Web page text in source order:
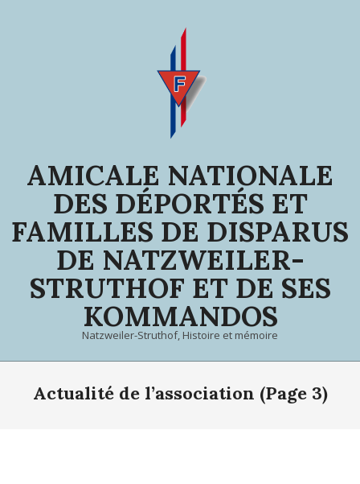
AMICALE NATIONALE
DES DÉPORTÉS ET
FAMILLES DE DISPARUS
DE NATZWEILER-
STRUTHOF ET DE SES
KOMMANDOS
Natzweiler-Struthof, Histoire et mémoire
NavigationActualité de l’association (Page 3)